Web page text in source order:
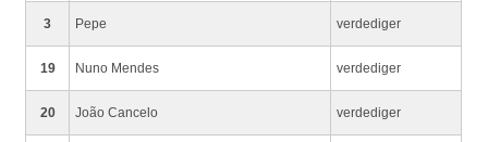
3 Pepe verdediger
19 Nuno Mendes verdediger
20 João Cancelo verdediger